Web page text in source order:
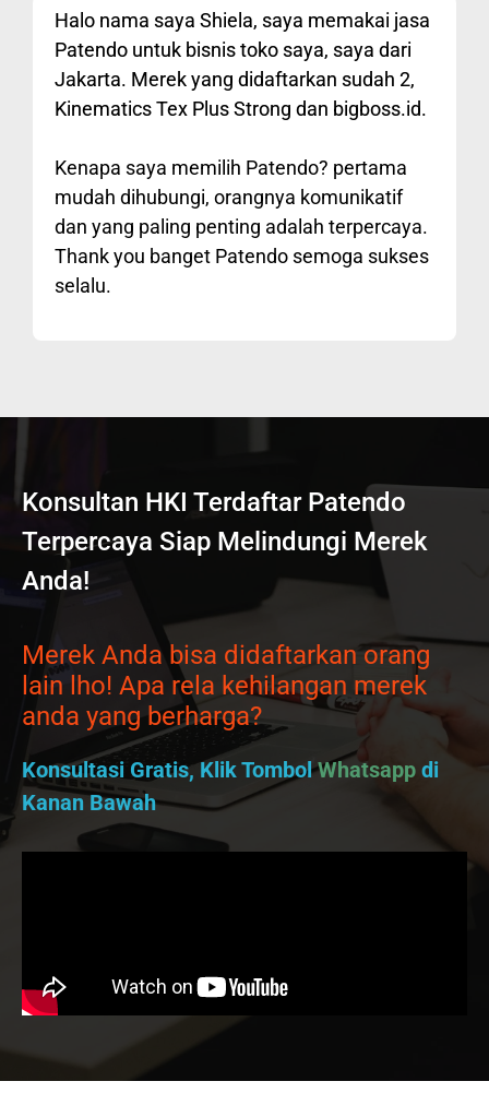
Halo nama saya Shiela, saya memakai jasa
Patendo untuk bisnis toko saya, saya dari
Jakarta. Merek yang didaftarkan sudah 2,
Kinematics Tex Plus Strong dan bigboss.id.
Kenapa saya memilih Patendo? pertama
mudah dihubungi, orangnya komunikatif
dan yang paling penting adalah terpercaya.
Thank you banget Patendo semoga sukses
selalu.
Konsultan HKI Terdaftar Patendo
Terpercaya Siap Melindungi Merek
Anda!
Merek Anda bisa didaftarkan orang
lain lho! Apa rela kehilangan merek
anda yang berharga?
Konsultasi Gratis, Klik TombolWhatsapp di
Kanan Bawah